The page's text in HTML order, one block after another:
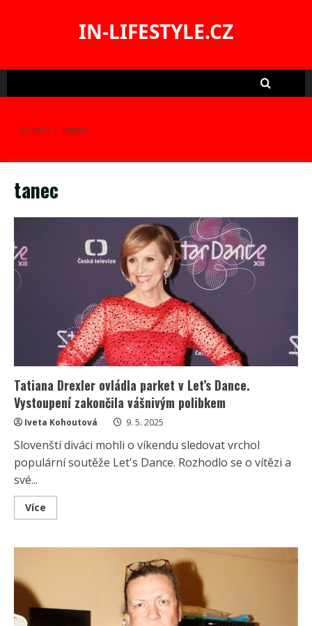
IN-LIFESTYLE.CZ
Domů tanec
tanec
Tatiana Drexler ovládla parket v Let’s Dance.
Vystoupení zakončila vášnivým polibkem
Iveta Kohoutová 9. 5. 2025
Slovenští diváci mohli o víkendu sledovat vrchol
populární soutěže Let's Dance. Rozhodlo se o vítězi a
své...
Více
more
Drexler
Vystoupení
zakončila